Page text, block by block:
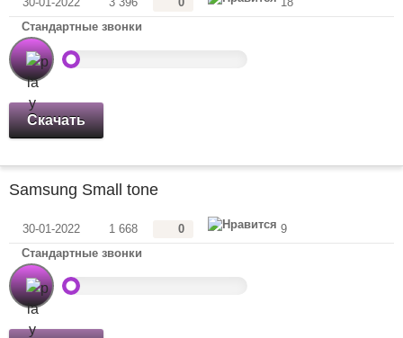
Стандартные звонки
Скачать
Samsung Small tone
30-01-2022 1 668 0
9
Стандартные звонки